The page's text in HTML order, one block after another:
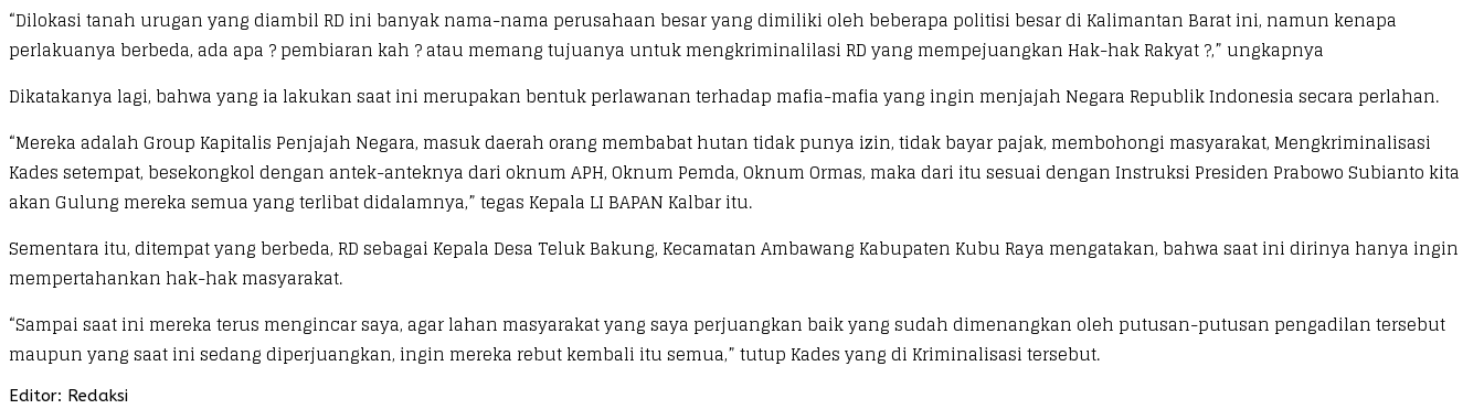
“Dilokasi tanah urugan yang diambil RD ini banyak nama-nama perusahaan besar yang dimiliki oleh beberapa politisi besar di Kalimantan Barat ini, namun kenapa
perlakuanya berbeda, ada apa ? pembiaran kah ? atau memang tujuanya untuk mengkriminalilasi RD yang mempejuangkan Hak-hak Rakyat ?,” ungkapnya
Dikatakanya lagi, bahwa yang ia lakukan saat ini merupakan bentuk perlawanan terhadap mafia-mafia yang ingin menjajah Negara Republik Indonesia secara perlahan.
“Mereka adalah Group Kapitalis Penjajah Negara, masuk daerah orang membabat hutan tidak punya izin, tidak bayar pajak, membohongi masyarakat, Mengkriminalisasi
Kades setempat, besekongkol dengan antek-anteknya dari oknum APH, Oknum Pemda, Oknum Ormas, maka dari itu sesuai dengan Instruksi Presiden Prabowo Subianto kita
akan Gulung mereka semua yang terlibat didalamnya,” tegas Kepala LI BAPAN Kalbar itu.
Sementara itu, ditempat yang berbeda, RD sebagai Kepala Desa Teluk Bakung, Kecamatan Ambawang Kabupaten Kubu Raya mengatakan, bahwa saat ini dirinya hanya ingin
mempertahankan hak-hak masyarakat.
“Sampai saat ini mereka terus mengincar saya, agar lahan masyarakat yang saya perjuangkan baik yang sudah dimenangkan oleh putusan-putusan pengadilan tersebut
maupun yang saat ini sedang diperjuangkan, ingin mereka rebut kembali itu semua,” tutup Kades yang di Kriminalisasi tersebut.
Editor: Redaksi